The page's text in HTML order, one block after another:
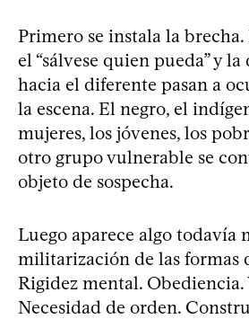
Primero se instala la
el “sálvese quien pueda” y
hacia el diferente pasan a
la escena. El negro, el
mujeres, los jóvenes, los
otro grupo vulnerable se
objeto de sospecha.
Luego aparece algo todavía
militarización de las formas
Rigidez mental.
Necesidad de orden.